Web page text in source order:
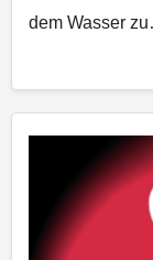
dem Wasser